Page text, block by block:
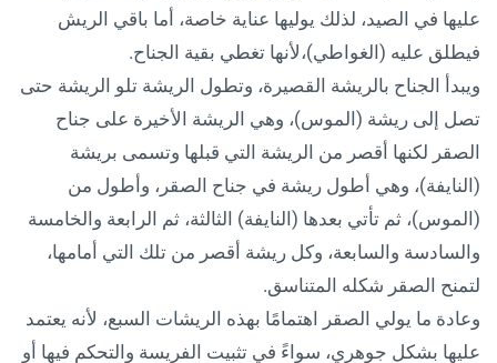
عليها في الصيد، لذلك يوليها عناية خاصة، أما باقي الريش
فيطلق عليه (الغواطي)،لأنها تغطي بقية الجناح.
ويبدأ الجناح بالريشة القصيرة، وتطول الريشة تلو الريشة حتى
تصل إلى ريشة (الموس)، وهي الريشة الأخيرة على جناح
الصقر لكنها أقصر من الريشة التي قبلها وتسمى بريشة
(النايفة)، وهي أطول ريشة في جناح الصقر، وأطول من
(الموس)، ثم تأتي بعدها (النايفة) الثالثة، ثم الرابعة والخامسة
والسادسة والسابعة، وكل ريشة أقصر من تلك التي أمامها،
لتمنح الصقر شكله المتناسق.
وعادة ما يولي الصقر اهتمامًا بهذه الريشات السبع، لأنه يعتمد
عليها بشكل جوهري، سواءً في تثبيت الفريسة والتحكم فيها أو